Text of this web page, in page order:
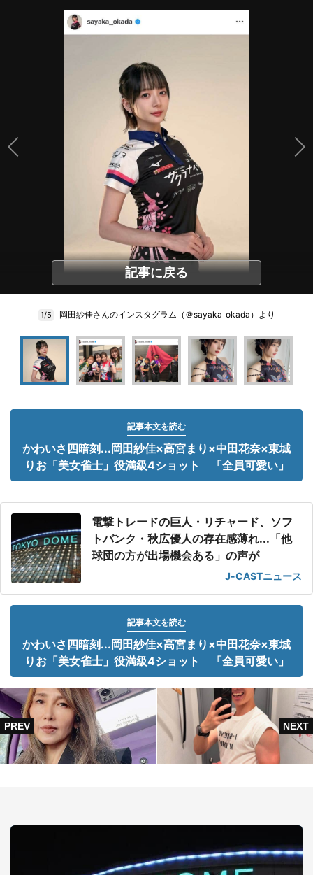
記事に戻る
1/5 岡田紗佳さんのインスタグラム（＠sayaka_okada）より
記事本文を読む
かわいさ四暗刻...岡田紗佳×高宮まり×中田花奈×東城
りお「美女雀士」役満級4ショット 「全員可愛い」
電撃トレードの巨人・リチャード、ソフ
トバンク・秋広優人の存在感薄れ...「他
球団の方が出場機会ある」の声が
J-CASTニュース
記事本文を読む
かわいさ四暗刻...岡田紗佳×高宮まり×中田花奈×東城
りお「美女雀士」役満級4ショット 「全員可愛い」